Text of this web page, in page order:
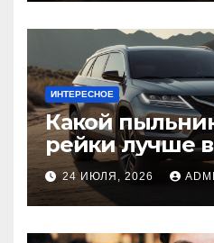
ИНТЕРЕСНОЕ
Какой
рейки лучше
резина или
24 ИЮЛЯ, 2026